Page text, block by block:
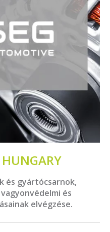
és gyártócsarnok,
és
elvégzése.